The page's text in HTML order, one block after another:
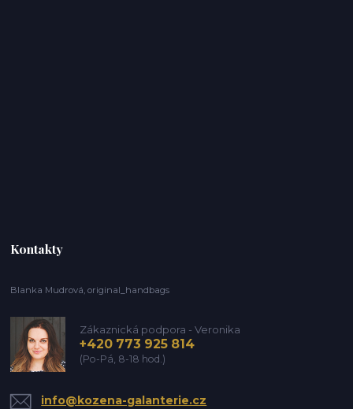
Kontakty
Blanka Mudrová, original_handbags
Zákaznická podpora - Veronika
+420 773 925 814
(Po-Pá, 8-18 hod.)
info@kozena-galanterie.cz